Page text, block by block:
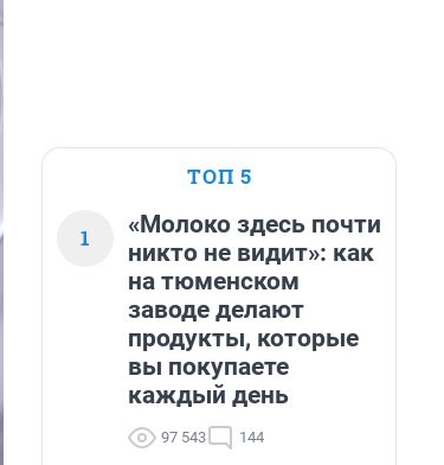
ТОП 5
1
«Молоко здесь почти
никто не видит»: как
на тюменском
заводе делают
продукты, которые
вы покупаете
каждый день
97 543 144